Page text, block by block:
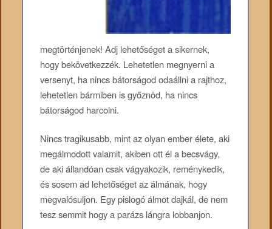
megtörténjenek! Adj lehetőséget a sikernek,
hogy bekövetkezzék. Lehetetlen megnyerni a
versenyt, ha nincs bátorságod odaállni a rajthoz,
lehetetlen bármiben is győznöd, ha nincs
bátorságod harcolni.
Nincs tragikusabb, mint az olyan ember élete, aki
megálmodott valamit, akiben ott él a becsvágy,
de aki állandóan csak vágyakozik, reménykedik,
és sosem ad lehetőséget az álmának, hogy
megvalósuljon. Egy pislogó álmot dajkál, de nem
tesz semmit hogy a parázs lángra lobbanjon.